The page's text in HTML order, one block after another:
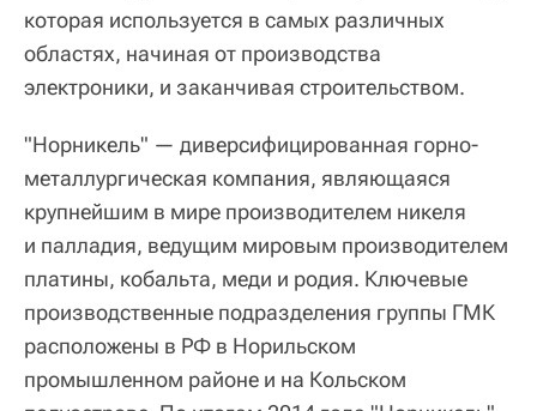
которая используется в самых различных
областях, начиная от производства
электроники, и заканчивая строительством.
"Норникель" — диверсифицированная горно-
металлургическая компания, являющаяся
крупнейшим в мире производителем никеля
и палладия, ведущим мировым производителем
платины, кобальта, меди и родия. Ключевые
производственные подразделения группы ГМК
расположены в РФ в Норильском
промышленном районе и на Кольском